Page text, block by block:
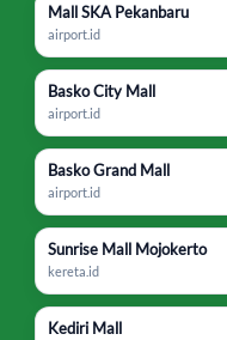
Mall SKA Pekanbaru
airport.id
Basko City Mall
airport.id
Basko Grand Mall
airport.id
Sunrise Mall Mojokerto
kereta.id
Kediri Mall